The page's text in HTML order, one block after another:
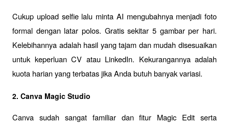
Cukup upload selfie lalu minta AI mengubahnya menjadi foto
formal dengan latar polos. Gratis sekitar 5 gambar per hari.
Kelebihannya adalah hasil yang tajam dan mudah disesuaikan
untuk keperluan CV atau LinkedIn. Kekurangannya adalah
kuota harian yang terbatas jika Anda butuh banyak variasi.
2. Canva Magic Studio
Canva sudah sangat familiar dan fitur Magic Edit serta